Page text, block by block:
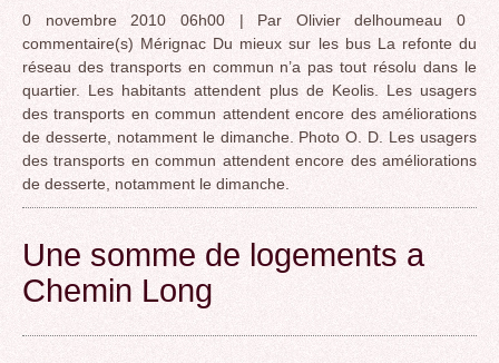
0 novembre 2010 06h00 | Par Olivier delhoumeau 0
commentaire(s) Mérignac Du mieux sur les bus La refonte du
réseau des transports en commun n’a pas tout résolu dans le
quartier. Les habitants attendent plus de Keolis. Les usagers
des transports en commun attendent encore des améliorations
de desserte, notamment le dimanche. Photo O. D. Les usagers
des transports en commun attendent encore des améliorations
de desserte, notamment le dimanche.
Une somme de logements a
Chemin Long